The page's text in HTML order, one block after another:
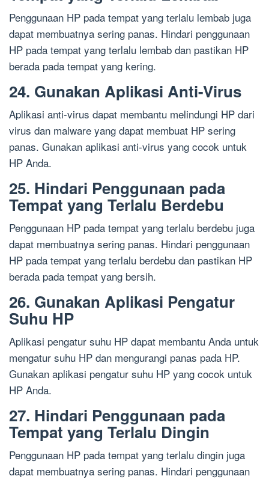
Penggunaan HP pada tempat yang terlalu lembab juga
dapat membuatnya sering panas. Hindari penggunaan
HP pada tempat yang terlalu lembab dan pastikan HP
berada pada tempat yang kering.
24. Gunakan Aplikasi Anti-Virus
Aplikasi anti-virus dapat membantu melindungi HP dari
virus dan malware yang dapat membuat HP sering
panas. Gunakan aplikasi anti-virus yang cocok untuk
HP Anda.
25. Hindari Penggunaan pada
Tempat yang Terlalu Berdebu
Penggunaan HP pada tempat yang terlalu berdebu juga
dapat membuatnya sering panas. Hindari penggunaan
HP pada tempat yang terlalu berdebu dan pastikan HP
berada pada tempat yang bersih.
26. Gunakan Aplikasi Pengatur
Suhu HP
Aplikasi pengatur suhu HP dapat membantu Anda untuk
mengatur suhu HP dan mengurangi panas pada HP.
Gunakan aplikasi pengatur suhu HP yang cocok untuk
HP Anda.
27. Hindari Penggunaan pada
Tempat yang Terlalu Dingin
Penggunaan HP pada tempat yang terlalu dingin juga
dapat membuatnya sering panas. Hindari penggunaan